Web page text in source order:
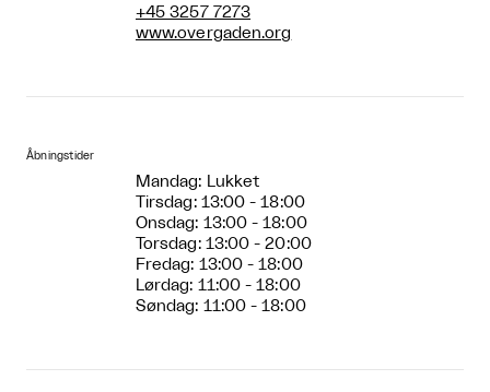
+45 3257 7273
www.overgaden.org
Åbningstider
Mandag: Lukket
Tirsdag: 13:00 - 18:00
Onsdag: 13:00 - 18:00
Torsdag: 13:00 - 20:00
Fredag: 13:00 - 18:00
Lørdag: 11:00 - 18:00
Søndag: 11:00 - 18:00